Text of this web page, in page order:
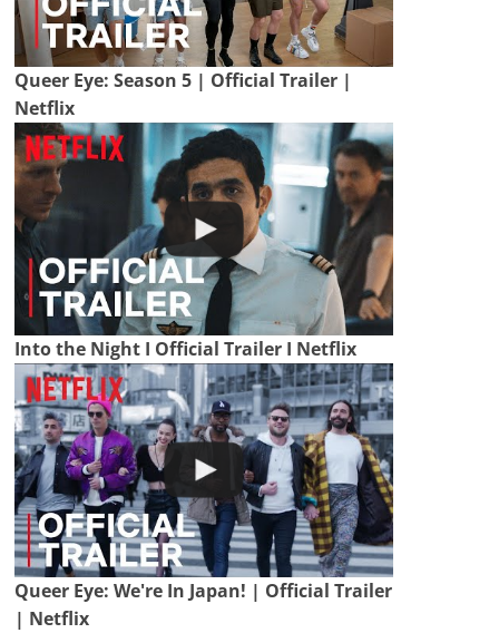
Queer Eye: Season 5 | Official Trailer |
Netflix
Into the Night I Official Trailer I Netflix
Queer Eye: We're In Japan! | Official Trailer
| Netflix